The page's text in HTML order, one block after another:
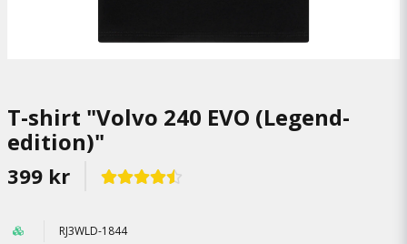
T-shirt "Volvo 240 EVO (Legend-
edition)"
399 kr
RJ3WLD-1844